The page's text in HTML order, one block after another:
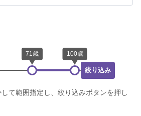
絞り込み
て範囲指定し、絞り込みボタンを押し